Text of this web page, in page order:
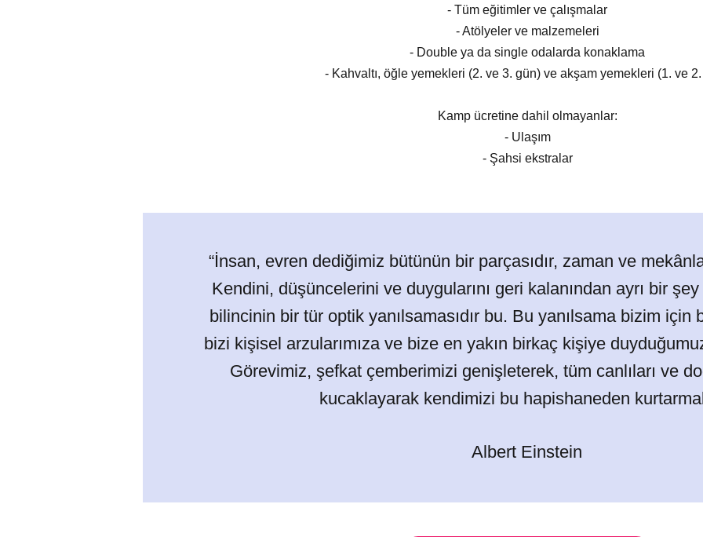
- Tüm eğitimler ve çalışmalar
- Atölyeler ve malzemeleri
- Double ya da single odalarda konaklama
- Kahvaltı, öğle yemekleri (2. ve 3. gün) ve akşam yemekleri (1. ve
Kamp ücretine dahil olmayanlar:
- Ulaşım
- Şahsi ekstralar
“İnsan, evren dediğimiz bütünün bir parçasıdır, zaman ve mekânla
Kendini, düşüncelerini ve duygularını geri kalanından ayrı bir
bilincinin bir tür optik yanılsamasıdır bu. Bu yanılsama bizim için
bizi kişisel arzularımıza ve bize en yakın birkaç kişiye
Görevimiz, şefkat çemberimizi genişleterek, tüm canlıları ve
kucaklayarak kendimizi bu hapishaneden
Albert Einstein​​​